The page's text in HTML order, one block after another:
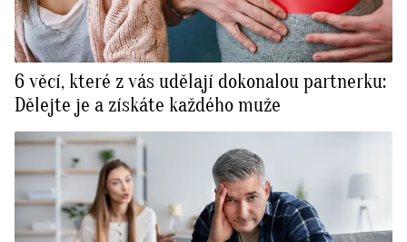
6 věcí, které z vás udělají dokonalou partnerku:
Dělejte je a získáte každého muže